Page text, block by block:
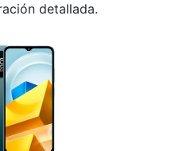
detallada.